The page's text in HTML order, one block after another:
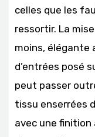
celles que les
ressortir. La
moins, élégante
d’entrées posé
peut passer
tissu enserrées
avec une